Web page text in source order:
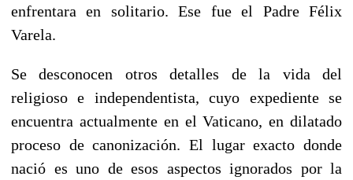
enfrentara en solitario. Ese fue el Padre Félix
Varela.
Se desconocen otros detalles de la vida del
religioso e independentista, cuyo expediente se
encuentra actualmente en el Vaticano, en dilatado
proceso de canonización. El lugar exacto donde
nació es uno de esos aspectos ignorados por la